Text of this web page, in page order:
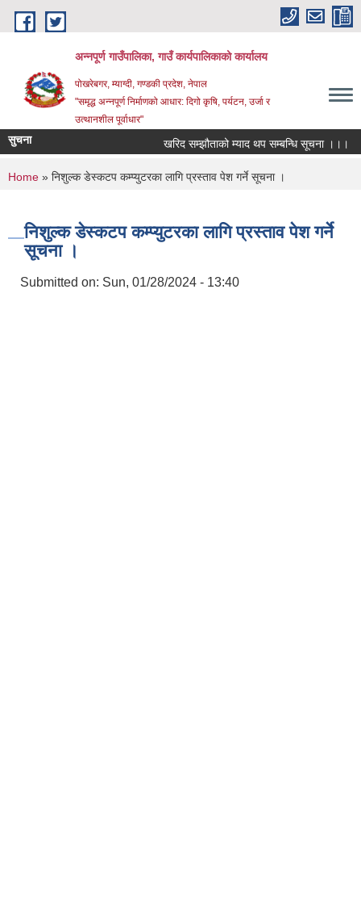
Skip to main content
अन्‍नपूर्ण गाउँपालिका, गाउँ कार्यपालिकाको कार्यालय
पोखरेबगर, म्याग्दी, गण्डकी प्रदेश, नेपाल
"समृद्ध अन्‍नपूर्ण निर्माणको आधार: दिगो कृषि, पर्यटन, उर्जा र
उत्थानशील पूर्वाधार"
सुचना खरिद सम्झौताको म्याद थप सम्बन्धि सूचना ।।।
You are here
Home » निशुल्क डेस्कटप कम्प्युटरका लागि प्रस्ताव पेश गर्ने सूचना ।
निशुल्क डेस्कटप कम्प्युटरका लागि प्रस्ताव पेश गर्ने
सूचना ।
Submitted on: Sun, 01/28/2024 - 13:40